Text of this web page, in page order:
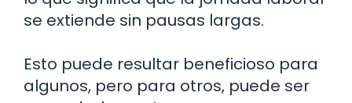
se extiende sin pausas largas.
Esto puede resultar beneficioso para
algunos, pero para otros, puede ser